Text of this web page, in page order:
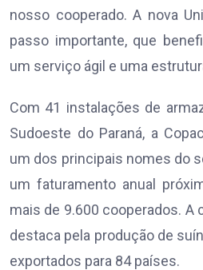
nosso cooperado. A nova
passo importante, que
um serviço ágil e uma
Com 41 instalações de
Sudoeste do Paraná, a
um dos principais nomes do
um faturamento anual
mais de 9.600 cooperados. A
destaca pela produção de
exportados para 84 países.